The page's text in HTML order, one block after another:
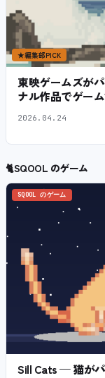
★編集部PICK
東映ゲームズが
ナル作品でゲー
2026.04.24
🐈SQOOL のゲーム
SQOOL のゲーム
Sill Cats — 猫が